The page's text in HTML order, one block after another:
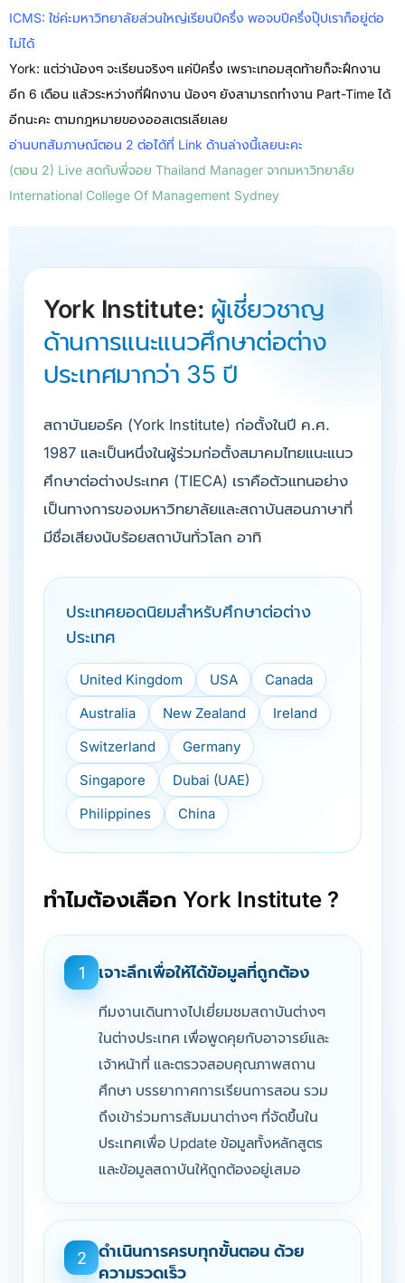
ICMS: ใช่ค่ะมหาวิทยาลัยส่วนใหญ่เรียนปีครึ่ง พอจบปีครึ่งปุ๊ปเราก็อยู่ต่อ
ไม่ได้
York: แต่ว่าน้องๆ จะเรียนจริงๆ แค่ปีครึ่ง เพราะเทอมสุดท้ายก็จะฝึกงาน
อีก 6 เดือน แล้วระหว่างที่ฝึกงาน น้องๆ ยังสามารถทำงาน Part-Time ได้
อีกนะคะ ตามกฎหมายของออสเตรเลียเลย
อ่านบทสัมภาษณ์ตอน 2 ต่อได้ที่ Link ด้านล่างนี้เลยนะคะ
(ตอน 2) Live สดกับพี่จอย Thailand Manager จากมหาวิทยาลัย
International College Of Management Sydney
York Institute: ผู้เชี่ยวชาญ
ด้านการแนะแนวศึกษาต่อต่าง
ประเทศมากว่า 35 ปี
สถาบันยอร์ค (York Institute) ก่อตั้งในปี ค.ศ.
1987 และเป็นหนึ่งในผู้ร่วมก่อตั้งสมาคมไทยแนะแนว
ศึกษาต่อต่างประเทศ (TIECA) เราคือตัวแทนอย่าง
เป็นทางการของมหาวิทยาลัยและสถาบันสอนภาษาที่
มีชื่อเสียงนับร้อยสถาบันทั่วโลก อาทิ
ประเทศยอดนิยมสำหรับศึกษาต่อต่าง
ประเทศ
United Kingdom USA
Canada
Australia
New Zealand
Ireland
Switzerland
Germany
Singapore
Dubai (UAE)
Philippines
China
ทำไมต้องเลือก York Institute ?
1 เจาะลึกเพื่อให้ได้ข้อมูลที่ถูกต้อง
ทีมงานเดินทางไปเยี่ยมชมสถาบันต่างๆ
ในต่างประเทศ เพื่อพูดคุยกับอาจารย์และ
เจ้าหน้าที่ และตรวจสอบคุณภาพสถาน
ศึกษา บรรยากาศการเรียนการสอน รวม
ถึงเข้าร่วมการสัมมนาต่างๆ ที่จัดขึ้นใน
ประเทศเพื่อ Update ข้อมูลทั้งหลักสูตร
และข้อมูลสถาบันให้ถูกต้องอยู่เสมอ
2
ดำเนินการครบทุกขั้นตอน ด้วย
ความรวดเร็ว